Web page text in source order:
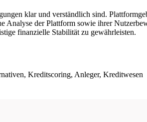
klar und verständlich sind.
der Plattform sowie ihrer
finanzielle Stabilität zu gewährleisten.
Kreditscoring, Anleger, Kreditwesen